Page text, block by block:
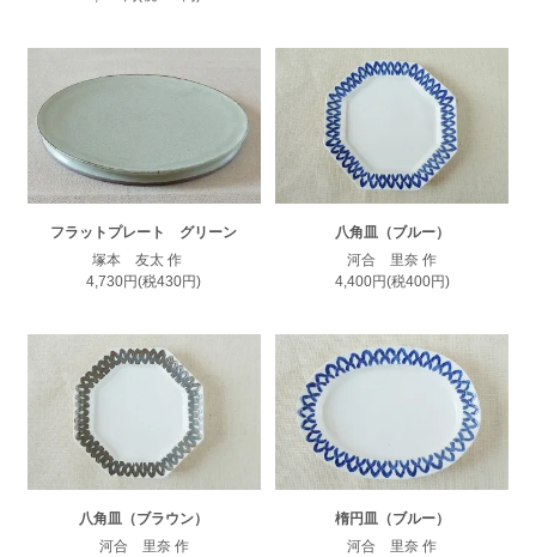
フラットプレート グリーン
塚本 友太 作
4,730円(税430円)
八角皿（ブルー）
河合 里奈 作
4,400円(税400円)
八角皿（ブラウン）
河合 里奈 作
楕円皿（ブルー）
河合 里奈 作